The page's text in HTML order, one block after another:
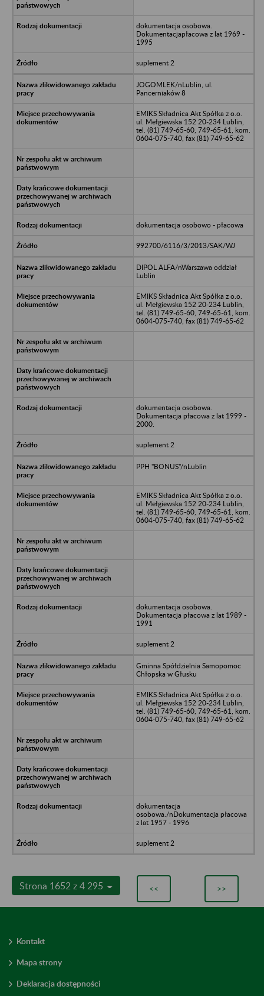
dokumentacja osobowa.
Dokumentacjapłacowa z lat 1969 -
1995
suplement 2
JOGOMLEK/nLublin, ul.
Pancerniaków 8
EMIKS Składnica Akt Spółka z o.o.
ul. Mełgiewska 152 20-234 Lublin,
tel. (81) 749-65-60, 749-65-61, kom.
0604-075-740, fax (81) 749-65-62
dokumentacja osobowo - płacowa
992700/6116/3/2013/SAK/WJ
DIPOL ALFA/nWarszawa oddział
Lublin
EMIKS Składnica Akt Spółka z o.o.
ul. Mełgiewska 152 20-234 Lublin,
tel. (81) 749-65-60, 749-65-61, kom.
0604-075-740, fax (81) 749-65-62
dokumentacja osobowa.
Dokumentacja płacowa z lat 1999 -
2000.
suplement 2
PPH "BONUS"/nLublin
EMIKS Składnica Akt Spółka z o.o.
ul. Mełgiewska 152 20-234 Lublin,
tel. (81) 749-65-60, 749-65-61, kom.
0604-075-740, fax (81) 749-65-62
dokumentacja osobowa.
Dokumentacja płacowa z lat 1989 -
1991
suplement 2
Gminna Spółdzielnia Samopomoc
Chłopska w Głusku
EMIKS Składnica Akt Spółka z o.o.
ul. Mełgiewska 152 20-234 Lublin,
tel. (81) 749-65-60, 749-65-61, kom.
0604-075-740, fax (81) 749-65-62
dokumentacja
osobowa./nDokumentacja płacowa
z lat 1957 - 1996
suplement 2
Strona 1652 z 4 295 << >>
Kontakt
Mapa strony
Deklaracja dostępności